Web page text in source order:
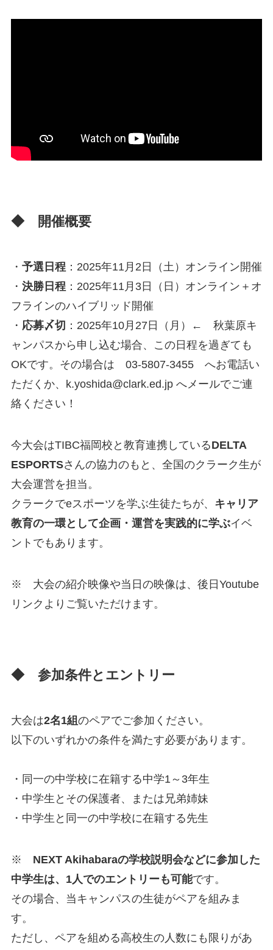
◆ 開催概要
・ 予選日程：2025年11月2日（土）オンライン開催
・ 決勝日程：2025年11月3日（日）オンライン＋オ
フラインのハイブリッド開催
・ 応募〆切 ：2025年10月27日（月）← 秋葉原キ
ャンパスから申し込む場合、この日程を過ぎても
OKです。その場合は 03-5807-3455 へお電話い
ただくか、
k.yoshida@clark.ed.jpへメールでご連
絡ください！
今大会はTIBC福岡校と教育連携しているDELTA
ESPORTSさんの協力のもと、全国のクラーク生が
大会運営を担当。
クラークでeスポーツを学ぶ生徒たちが、 キャリア
教育の一環として企画・運営を実践的に学ぶイベ
ントでもあります。
※ 大会の紹介映像や当日の映像は、後日Youtube
リンクよりご覧いただけます。
◆ 参加条件とエントリー
大会は2名1組のペアでご参加ください。
以下のいずれかの条件を満たす必要があります。
・同一の中学校に在籍する中学1～3年生
・中学生とその保護者、または兄弟姉妹
・中学生と同一の中学校に在籍する先生
※ NEXT Akihabaraの学校説明会などに参加した
中学生は、1人でのエントリーも可能です。
その場合、当キャンパスの生徒がペアを組みま
す。
ただし、ペアを組める高校生の人数にも限りがあ